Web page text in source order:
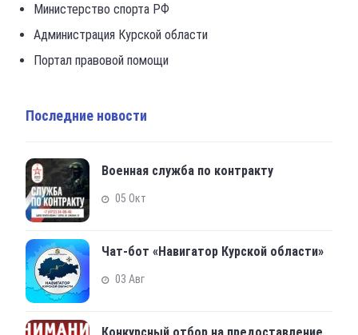
Министерство спорта РФ
Администрация Курской области
Портал правовой помощи
Последние новости
Военная служба по контракту
05 Окт
Чат-бот «Навигатор Курской области»
03 Авг